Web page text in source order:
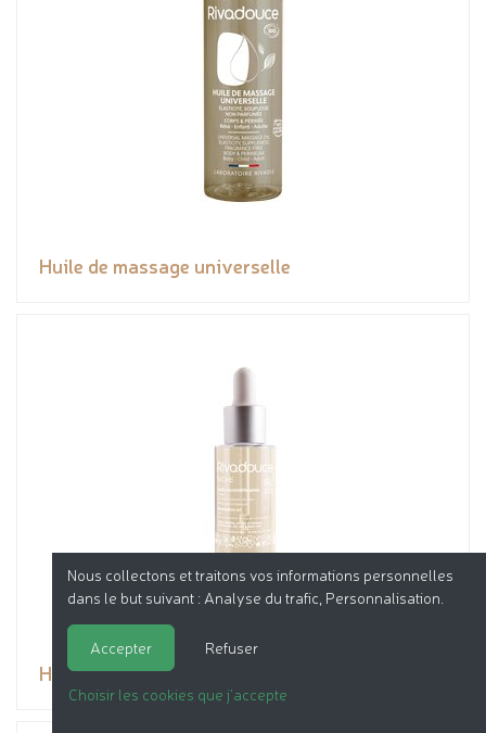
Huile de massage universelle
Huile reconstituante
Nous collectons et traitons vos informations personnelles
dans le but suivant : Analyse du trafic, Personnalisation
Accepter Refuser
Choisir les cookies que j'accepte